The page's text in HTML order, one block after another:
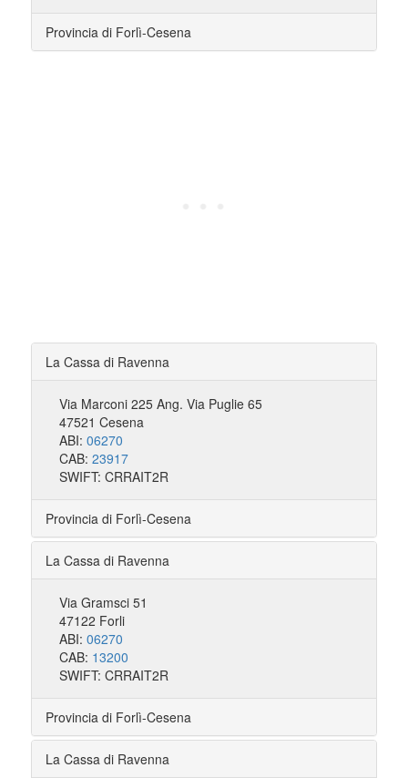
Provincia di Forlì-Cesena
La Cassa di Ravenna
Via Marconi 225 Ang. Via Puglie 65
47521 Cesena
ABI: 06270
CAB: 23917
SWIFT: CRRAIT2R
Provincia di Forlì-Cesena
La Cassa di Ravenna
Via Gramsci 51
47122 Forli
ABI: 06270
CAB: 13200
SWIFT: CRRAIT2R
Provincia di Forlì-Cesena
La Cassa di Ravenna